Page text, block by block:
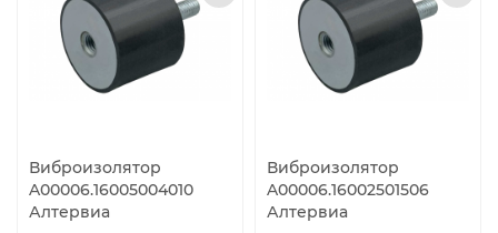
Виброизолятор
A00006.16005004010
Алтервиа
Виброизолятор
A00006.16002501506
Алтервиа